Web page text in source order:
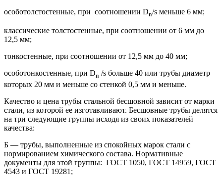
особотолстостенные, при соотношении Dn/s меньше 6 мм;
классические толстостенные, при соотношении от 6 мм до
12,5 мм;
тонкостенные, при соотношении от 12,5 мм до 40 мм;
особотонкостенные, при Dn /s больше 40 или трубы диаметр
которых 20 мм и меньше со стенкой 0,5 мм и меньше.
Качество и цена трубы стальной бесшовной зависит от марки
стали, из которой ее изготавливают. Бесшовные трубы делятся
на три следующие группы исходя из своих показателей
качества:
Б — трубы, выполненные из спокойных марок стали с
нормированием химического состава. Нормативные
документы для этой группы: ГОСТ 1050, ГОСТ 14959, ГОСТ
4543 и ГОСТ 19281;